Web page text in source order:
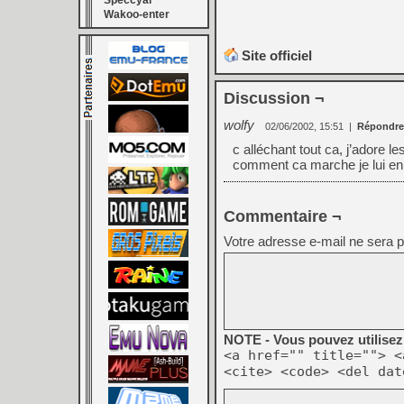
Wakoo-enter
Site officiel
Discussion ¬
wolfy 02/06/2002, 15:51 | Répondre
c alléchant tout ca, j’adore
comment ca marche je lui
Commentaire ¬
Votre adresse e-mail ne sera
NOTE - Vous pouvez
<a href="" title="">
<cite> <code> <del